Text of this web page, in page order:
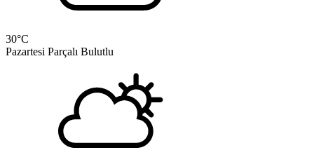
30°C
Pazartesi Parçalı Bulutlu